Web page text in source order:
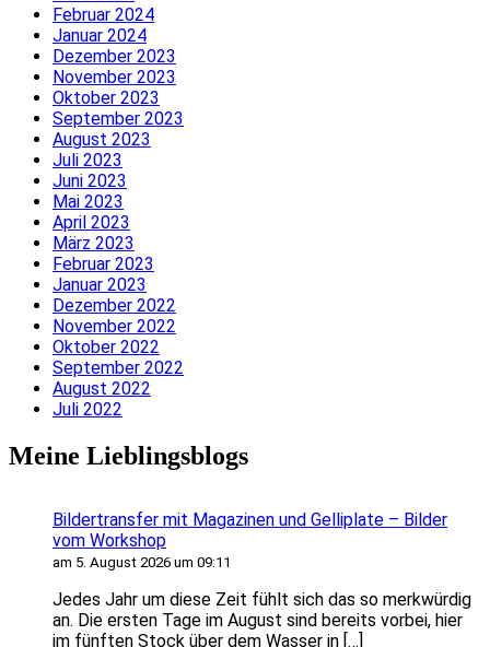
Februar 2024
Januar 2024
Dezember 2023
November 2023
Oktober 2023
September 2023
August 2023
Juli 2023
Juni 2023
Mai 2023
April 2023
März 2023
Februar 2023
Januar 2023
Dezember 2022
November 2022
Oktober 2022
September 2022
August 2022
Juli 2022
Meine Lieblingsblogs
Bildertransfer mit Magazinen und Gelliplate – Bilder
vom Workshop
am 5. August 2026 um 09:11
Jedes Jahr um diese Zeit fühlt sich das so merkwürdig
an. Die ersten Tage im August sind bereits vorbei, hier
im fünften Stock über dem Wasser in […]